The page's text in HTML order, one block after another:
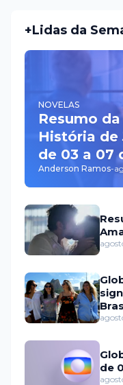
+Lidas da
NOVELAS
Resumo
História de
de 03 a 07
Anderson Ramos-
de